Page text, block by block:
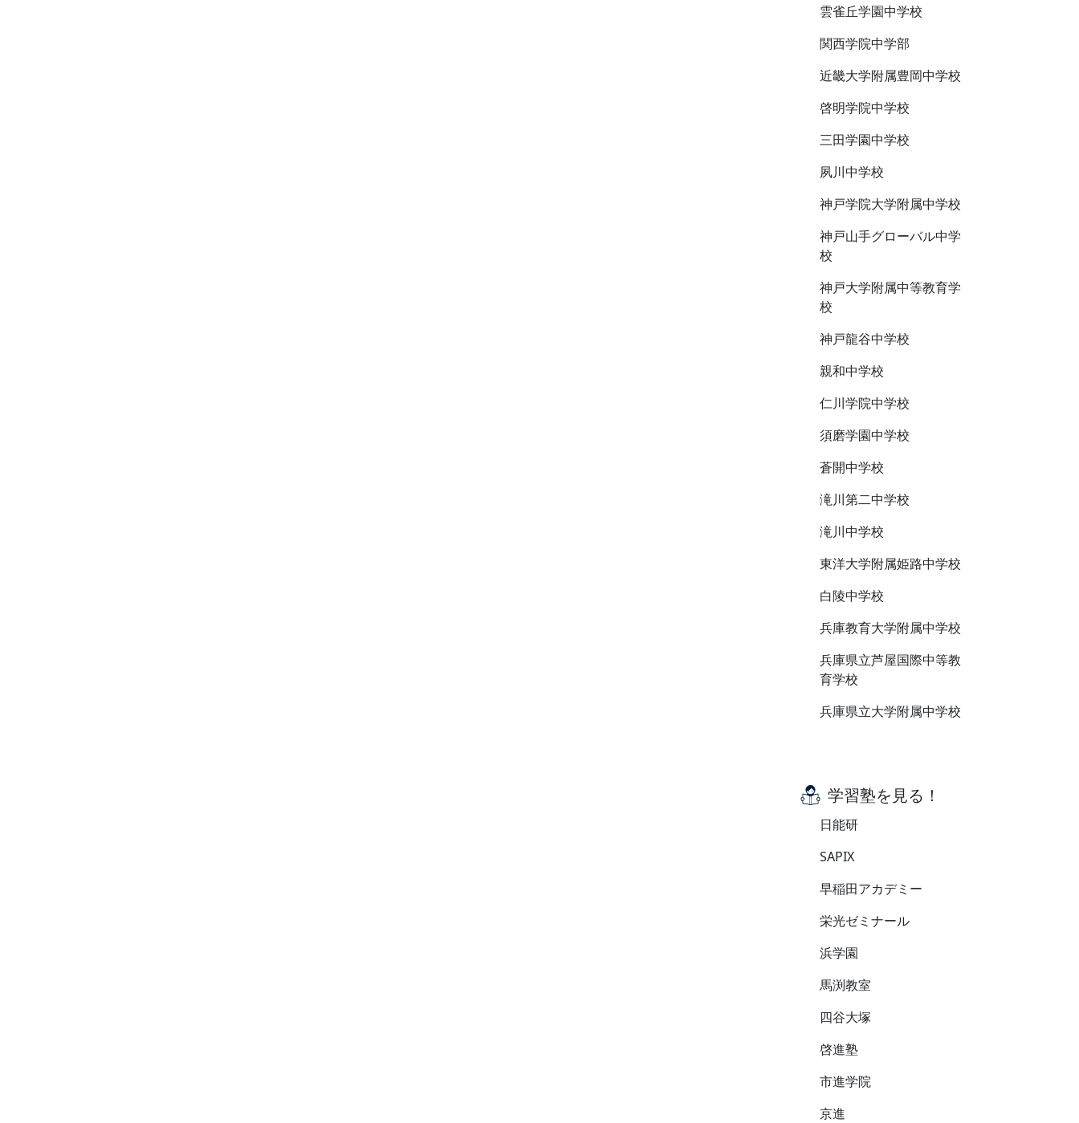
雲雀丘学園中学校
関西学院中学部
近畿大学附属豊岡中学校
啓明学院中学校
三田学園中学校
夙川中学校
神戸学院大学附属中学校
神戸山手グローバル中学
校
神戸大学附属中等教育学
校
神戸龍谷中学校
親和中学校
仁川学院中学校
須磨学園中学校
蒼開中学校
滝川第二中学校
滝川中学校
東洋大学附属姫路中学校
白陵中学校
兵庫教育大学附属中学校
兵庫県立芦屋国際中等教
育学校
兵庫県立大学附属中学校
学習塾を見る！
日能研
SAPIX
早稲田アカデミー
栄光ゼミナール
浜学園
馬渕教室
四谷大塚
啓進塾
市進学院
京進